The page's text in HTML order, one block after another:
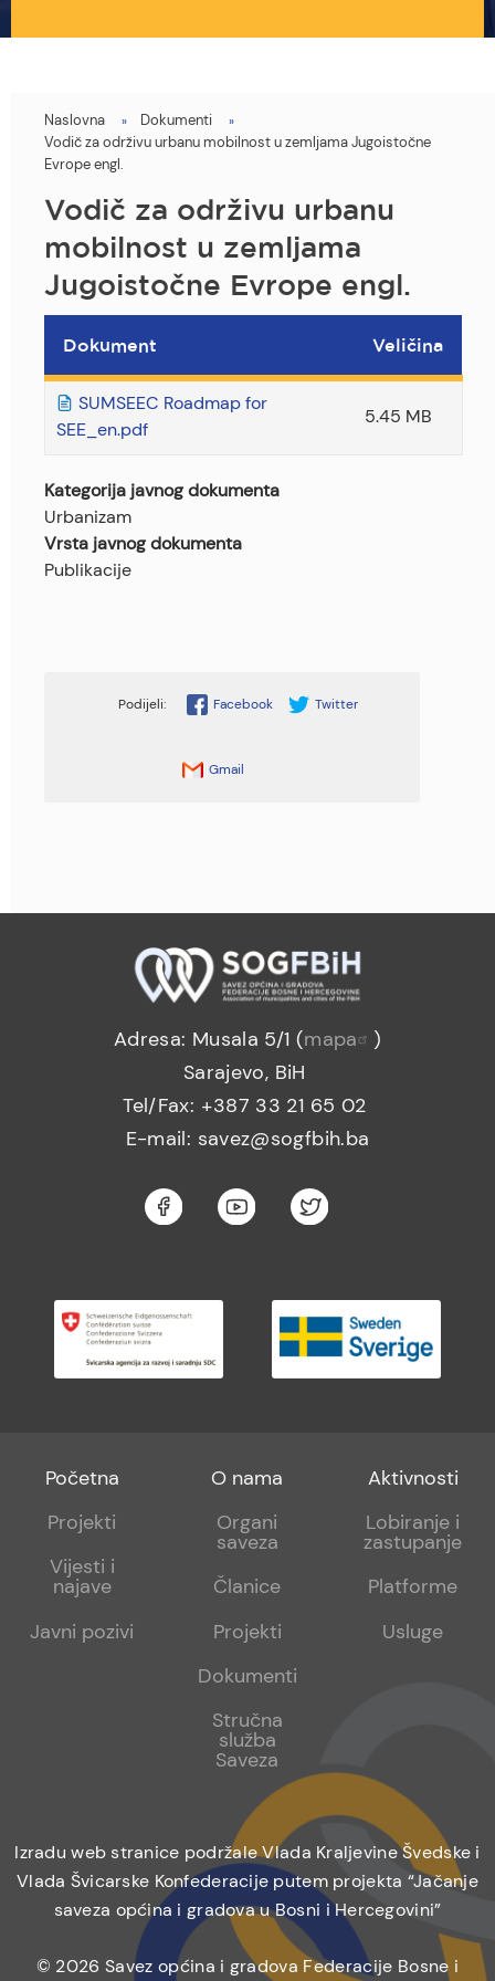
You
are
here
Naslovna
Dokumenti
Vodič za održivu urbanu mobilnost u zemljama Jugoistočne
Evrope engl.
Vodič za održivu urbanu
mobilnost u zemljama
Jugoistočne Evrope engl.
Dokument Veličina
SUMSEEC Roadmap for
SEE_en.pdf
5.45 MB
Kategorija javnog dokumenta
Urbanizam
Vrsta javnog dokumenta
Publikacije
Facebook Twitter
Gmail
Adresa: Musala 5/1 (mapa
)
Sarajevo, BiH
Tel/Fax: +387 33 21 65 02
E-mail: savez@sogfbih.ba
Footer
menu
Početna
Projekti
Vijesti i
najave
Javni pozivi
Footer
sub
O nama
Organi
saveza
Članice
Projekti
Dokumenti
Stručna
služba
Saveza
Footer
sub
Aktivnosti
Lobiranje i
zastupanje
Platforme
Usluge
Izradu web stranice podržale Vlada Kraljevine Švedske i
Vlada Švicarske Konfederacije putem projekta “Jačanje
saveza općina i gradova u Bosni i Hercegovini”
© 2026 Savez općina i gradova Federacije Bosne i